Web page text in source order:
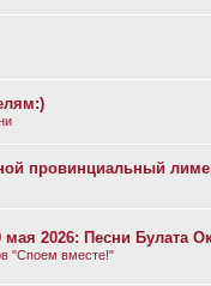
провинциальный
2026: Песни Булата
"Споем вместе!"